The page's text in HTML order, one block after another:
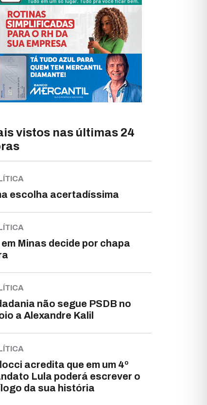
vistos nas últimas 24
escolha acertadíssima
em Minas decide por chapa
não segue PSDB no
a Alexandre Kalil
acredita que em um 4º
Lula poderá escrever o
da sua história